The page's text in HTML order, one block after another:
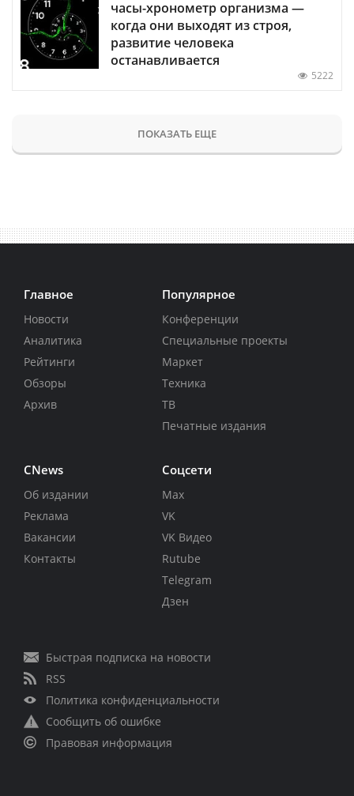
часы-хронометр организма —
когда они выходят из строя,
развитие человека
останавливается
5222
ПОКАЗАТЬ ЕЩЕ
Главное
Новости
Аналитика
Рейтинги
Обзоры
Архив
Популярное
Конференции
Специальные проекты
Маркет
Техника
ТВ
Печатные издания
CNews
Об издании
Реклама
Вакансии
Контакты
Соцсети
Max
VK
VK Видео
Rutube
Telegram
Дзен
Быстрая подписка на новости
RSS
Политика конфиденциальности
Сообщить об ошибке
Правовая информация